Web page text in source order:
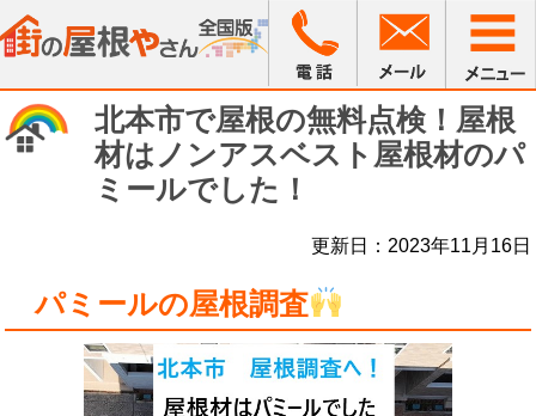
北本市で屋根の無料点検！屋根
材はノンアスベスト屋根材のパ
ミールでした！
更新日：2023年11月16日
パミールの屋根調査